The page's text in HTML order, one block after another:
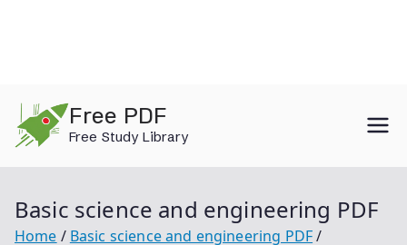
content
Free PDF
Free Study Library
Basic science and engineering PDF
Home
Basic science and engineering PDF